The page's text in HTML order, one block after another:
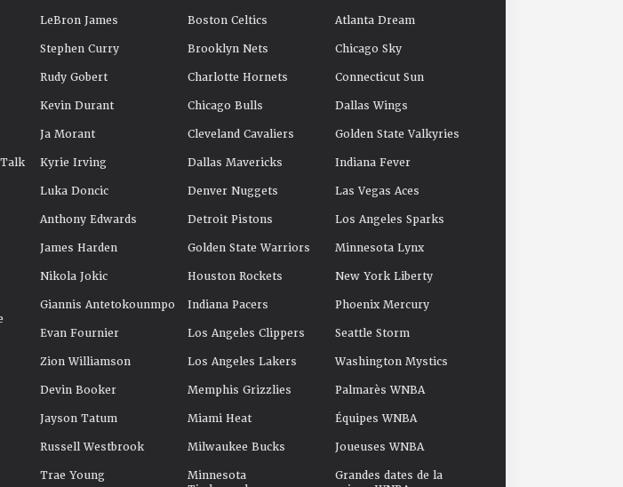
LeBron James
Stephen Curry
Rudy Gobert
Kevin Durant
Ja Morant
Kyrie Irving
Luka Doncic
Anthony Edwards
James Harden
Nikola Jokic
Giannis Antetokounmpo
Evan Fournier
Zion Williamson
Devin Booker
Jayson Tatum
Russell Westbrook
Trae Young
Boston Celtics
Brooklyn Nets
Charlotte Hornets
Chicago Bulls
Cleveland Cavaliers
Dallas Mavericks
Denver Nuggets
Detroit Pistons
Golden State Warriors
Houston Rockets
Indiana Pacers
Los Angeles Clippers
Los Angeles Lakers
Memphis Grizzlies
Miami Heat
Milwaukee Bucks
Minnesota
Atlanta Dream
Chicago Sky
Connecticut Sun
Dallas Wings
Golden State Valkyries
Indiana Fever
Las Vegas Aces
Los Angeles Sparks
Minnesota Lynx
New York Liberty
Phoenix Mercury
Seattle Storm
Washington Mystics
Palmarès WNBA
Équipes WNBA
Joueuses WNBA
Grandes dates de la